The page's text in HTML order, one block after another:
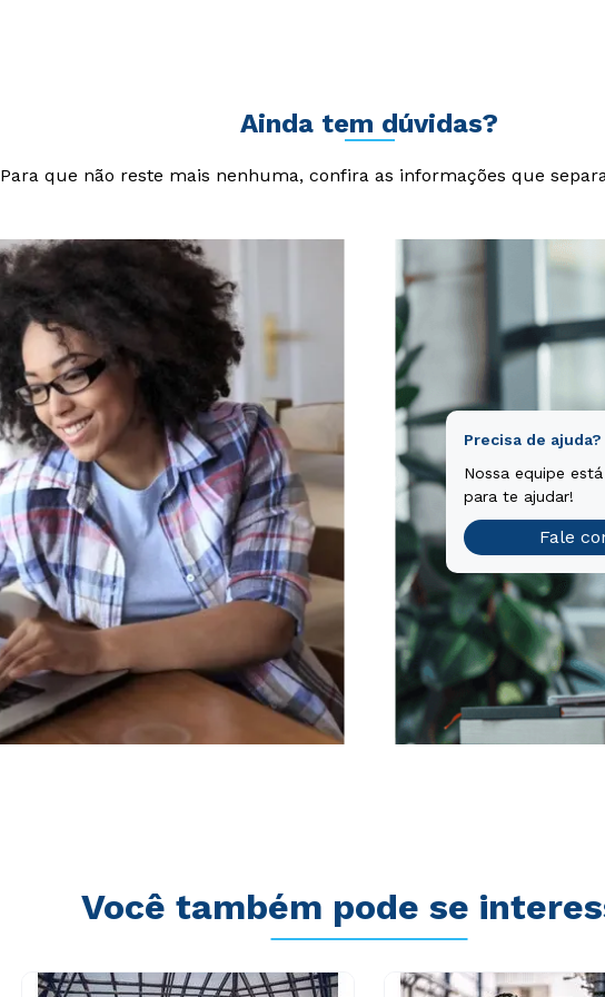
Ainda tem dúvidas?
Para que não reste mais nenhuma, confira as informações que
Precisa de ajuda?
Nossa equipe
para te ajudar!
Fale
Você também pode se